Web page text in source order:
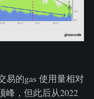
易的gas 使用量相对
峰，但此后从2022